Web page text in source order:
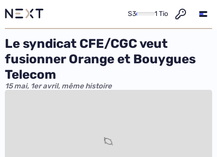
S3 1 Tio
Le syndicat CFE/CGC veut
fusionner Orange et Bouygues
Telecom
15 mai, 1er avril, même histoire